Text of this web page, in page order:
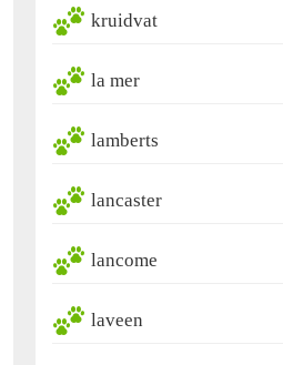
kruidvat
la mer
lamberts
lancaster
lancome
laveen